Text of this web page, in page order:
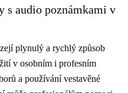
audio poznámkami v
plynulý a rychlý způsob
v osobním i profesním
a používání vestavěné